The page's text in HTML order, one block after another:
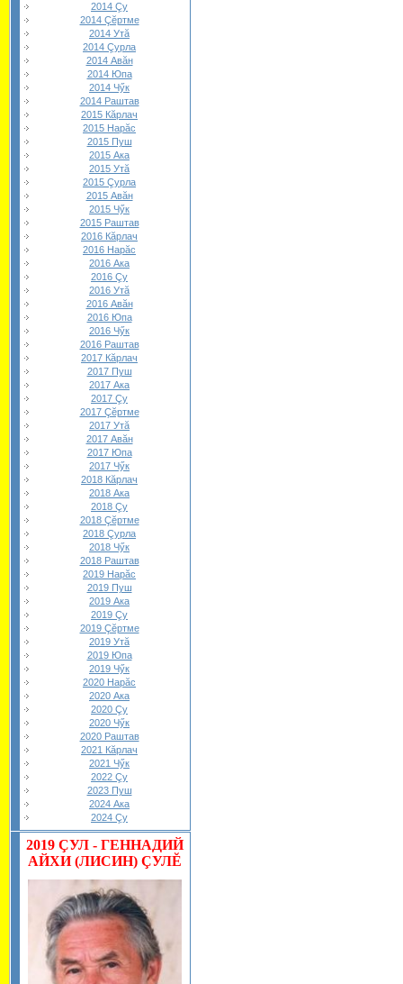
2014 Çу
2014 Çĕртме
2014 Утă
2014 Çурла
2014 Авăн
2014 Юпа
2014 Чӳк
2014 Раштав
2015 Кăрлач
2015 Нарăс
2015 Пуш
2015 Ака
2015 Утă
2015 Çурла
2015 Авăн
2015 Чӳк
2015 Раштав
2016 Кăрлач
2016 Нарăс
2016 Ака
2016 Çу
2016 Утă
2016 Авăн
2016 Юпа
2016 Чӳк
2016 Раштав
2017 Кăрлач
2017 Пуш
2017 Ака
2017 Çу
2017 Çĕртме
2017 Утă
2017 Авăн
2017 Юпа
2017 Чӳк
2018 Кăрлач
2018 Ака
2018 Çу
2018 Çĕртме
2018 Çурла
2018 Чӳк
2018 Раштав
2019 Нарăс
2019 Пуш
2019 Ака
2019 Çу
2019 Çĕртме
2019 Утă
2019 Юпа
2019 Чӳк
2020 Нарăс
2020 Ака
2020 Çу
2020 Чӳк
2020 Раштав
2021 Кăрлач
2021 Чӳк
2022 Çу
2023 Пуш
2024 Ака
2024 Çу
2019 ÇУЛ - ГЕННАДИЙ
АЙХИ (ЛИСИН) ÇУЛĔ